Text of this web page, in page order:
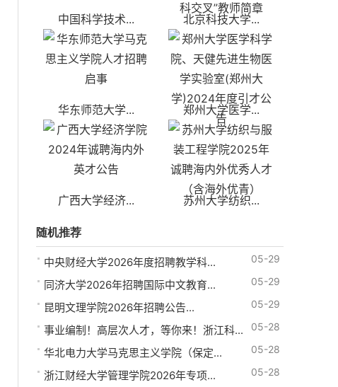
中国科学技术... 北京科技大学...
华东师范大学... 郑州大学医学...
广西大学经济... 苏州大学纺织...
随机推荐
05-29
中央财经大学2026年度招聘教学科...
05-29
同济大学2026年招聘国际中文教育...
05-29
昆明文理学院2026年招聘公告...
05-28
事业编制！高层次人才，等你来！浙江科...
05-28
华北电力大学马克思主义学院（保定...
05-28
浙江财经大学管理学院2026年专项...